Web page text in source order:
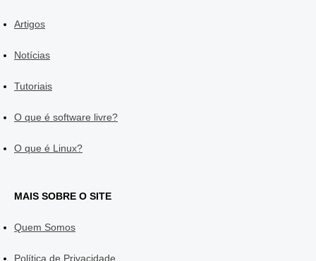
Artigos
Notícias
Tutoriais
O que é software livre?
O que é Linux?
MAIS SOBRE O SITE
Quem Somos
Política de Privacidade